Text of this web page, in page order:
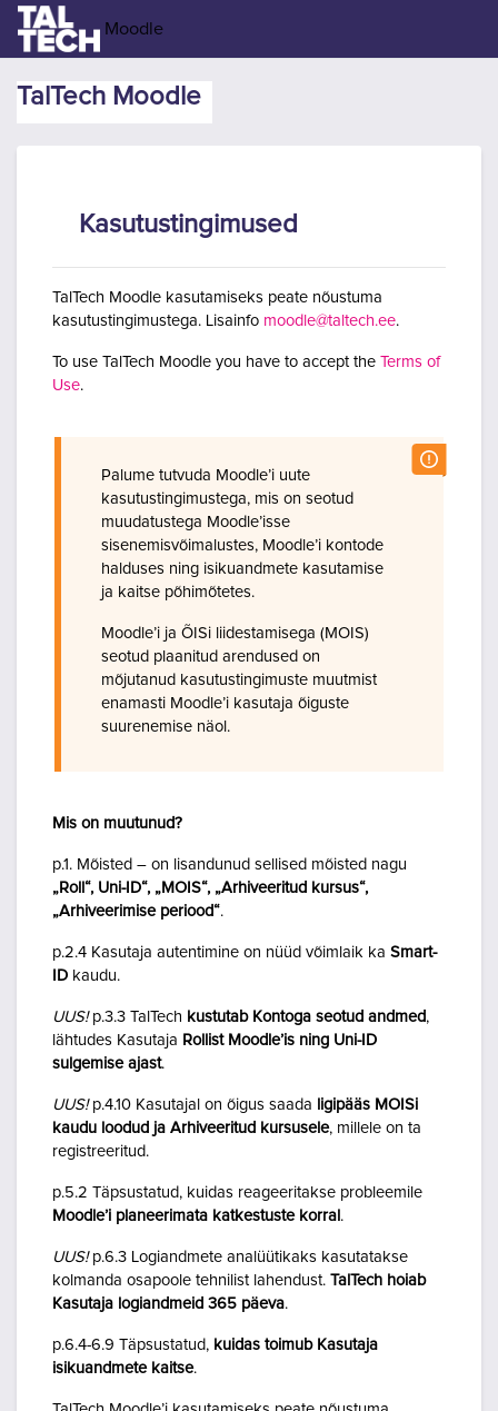
Jäta vahele peasisuni
Moodle
TalTech Moodle
Kasutustingimused
TalTech Moodle kasutamiseks peate nõustuma
kasutustingimustega. Lisainfo moodle@taltech.ee.
To use TalTech Moodle you have to accept the Terms of
Use.
Palume tutvuda Moodle’i uute
kasutustingimustega, mis on seotud
muudatustega Moodle’isse
sisenemisvõimalustes, Moodle’i kontode
halduses ning isikuandmete kasutamise
ja kaitse põhimõtetes.
Moodle’i ja ÕISi liidestamisega (MOIS)
seotud plaanitud arendused on
mõjutanud kasutustingimuste muutmist
enamasti Moodle’i kasutaja õiguste
suurenemise näol.
Mis on muutunud?
p.1. Mõisted – on lisandunud sellised mõisted nagu
„Roll“, Uni-ID“, „MOIS“, „Arhiveeritud kursus“,
„Arhiveerimise periood“.
p.2.4 Kasutaja autentimine on nüüd võimlaik ka Smart-
ID kaudu.
UUS!p.3.3 TalTech kustutab Kontoga seotud andmed,
lähtudes Kasutaja Rollist Moodle’is ning Uni-ID
sulgemise ajast.
UUS!p.4.10 Kasutajal on õigus saada ligipääs MOISi
kaudu loodud ja Arhiveeritud kursusele, millele on ta
registreeritud.
p.5.2 Täpsustatud, kuidas reageeritakse probleemile
Moodle’i planeerimata katkestuste korral .
UUS!p.6.3 Logiandmete analüütikaks kasutatakse
kolmanda osapoole tehnilist lahendust. TalTech hoiab
Kasutaja logiandmeid 365 päeva.
p.6.4-6.9 Täpsustatud, kuidas toimub Kasutaja
isikuandmete kaitse.